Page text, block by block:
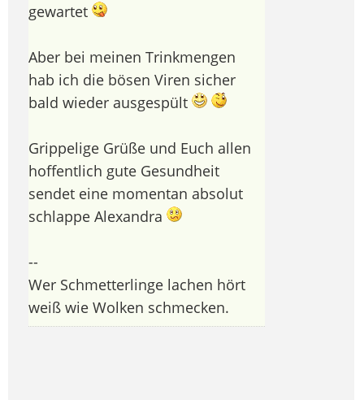
gewartet
Aber bei meinen Trinkmengen
hab ich die bösen Viren sicher
bald wieder ausgespült
Grippelige Grüße und Euch allen
hoffentlich gute Gesundheit
sendet eine momentan absolut
schlappe Alexandra
--
Wer Schmetterlinge lachen hört
weiß wie Wolken schmecken.